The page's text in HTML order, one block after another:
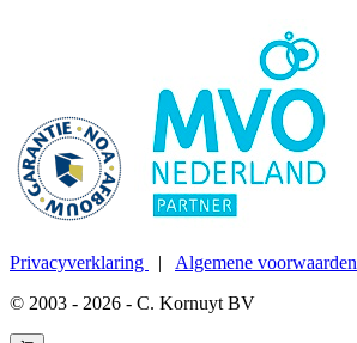
Privacyverklaring | Algemene voorwaarden
© 2003 - 2026 - C. Kornuyt BV